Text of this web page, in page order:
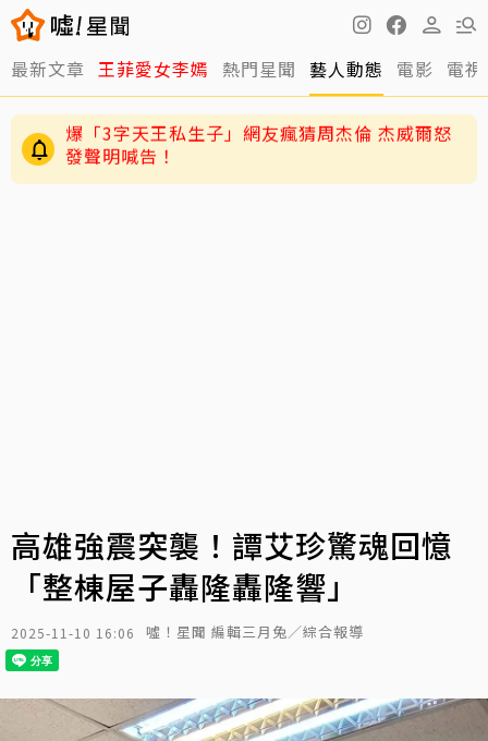
最新文章 王菲愛女李嫣 熱門星聞 藝人動態 電影 電視
71歲姜厚任戀上小2輪女友！ 她曝「七世因
緣」：3歲就認定是他
高雄強震突襲！譚艾珍驚魂回憶
「整棟屋子轟隆轟隆響」
2025-11-10 16:06 噓！星聞 編輯三月兔／綜合報導